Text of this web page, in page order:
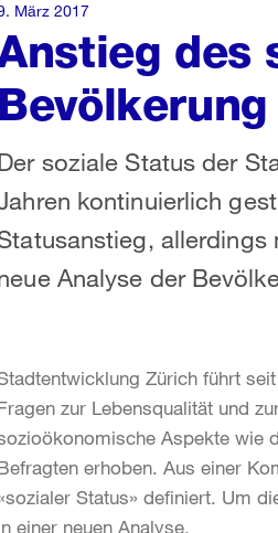
des
Bevölkerung
soziale Status der
kontinuierlich
allerdings
Analyse der
März 2017
Zürich führt
zur Lebensqualität und
Aspekte wie
erhoben. Aus einer
Status» definiert. Um
einer neuen Analyse.